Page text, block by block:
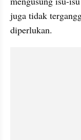
juga tidak
diperlukan.